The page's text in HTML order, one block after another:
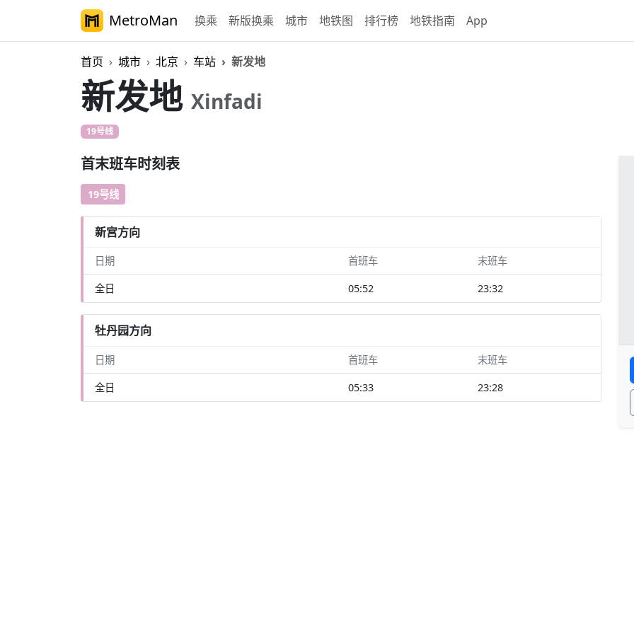
MetroMan 换乘 新版换乘 城市 地铁图 排行榜 地铁指南 App
首页 城市 北京 车站 新发地
新发地 Xinfadi
19号线
首末班车时刻表
19号线
新宫方向
日期 首班车 末班车
全日 05:52 23:32
牡丹园方向
日期 首班车 末班车
全日 05:33 23:28